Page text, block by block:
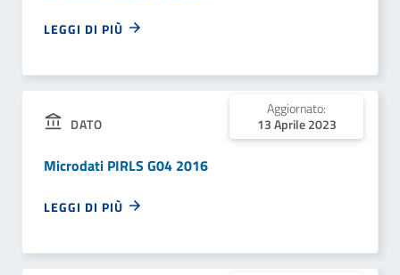
LEGGI DI PIÙ
DATO
Aggiornato:
13 Aprile 2023
Microdati PIRLS G04 2016
LEGGI DI PIÙ